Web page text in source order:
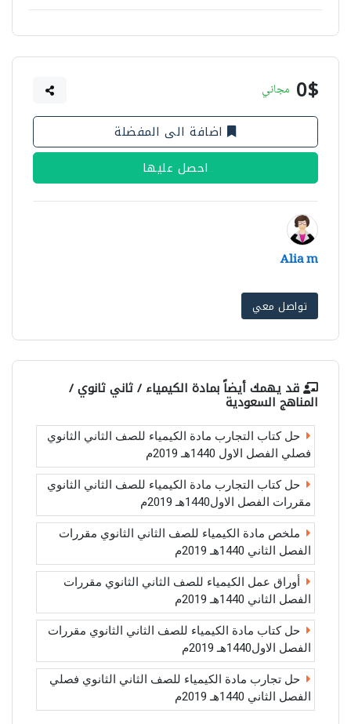
0$ مجاني
اضافة الى المفضلة
احصل عليها
Alia m
تواصل معي
قد يهمك أيضاً بمادة الكيمياء / ثاني ثانوي /
المناهج السعودية
حل كتاب التجارب مادة الكيمياء للصف الثاني الثانوي
فصلي الفصل الاول 1440هـ 2019م
حل كتاب التجارب مادة الكيمياء للصف الثاني الثانوي
مقررات الفصل الاول1440هـ 2019م
ملخص مادة الكيمياء للصف الثاني الثانوي مقررات
الفصل الثاني 1440هـ 2019م
أوراق عمل الكيمياء للصف الثاني الثانوي مقررات
الفصل الثاني 1440هـ 2019م
حل كتاب مادة الكيمياء للصف الثاني الثانوي مقررات
الفصل الاول1440هـ 2019م
حل تجارب مادة الكيمياء للصف الثاني الثانوي فصلي
الفصل الثاني 1440هـ 2019م